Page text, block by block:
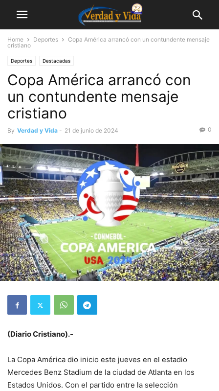
Home Deportes
Copa América arrancó con un contundente mensaje
cristiano
Deportes Destacadas
Copa América arrancó con
un contundente mensaje
cristiano
By Verdad y Vida - 21 de junio de 2024 0
(Diario Cristiano).-
La Copa América dio inicio este jueves en el estadio
Mercedes Benz Stadium de la ciudad de Atlanta en los
Estados Unidos. Con el partido entre la selección